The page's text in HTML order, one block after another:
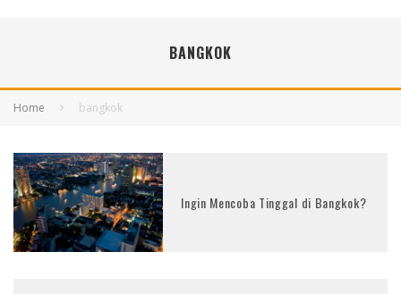
BANGKOK
Home bangkok
Ingin Mencoba Tinggal di Bangkok?